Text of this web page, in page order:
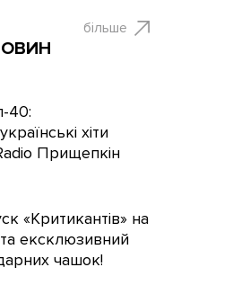
більше
40:
хіти
Прищепкін
«Критикантів» на
ексклюзивний
чашок!